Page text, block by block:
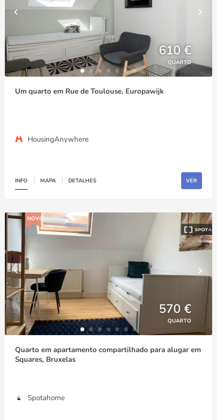
610 €
QUARTO
Um quarto em Rue de Toulouse, Europawijk
HousingAnywhere
INFO MAPA DETALHES VER
NOVO
570 €
QUARTO
Quarto em apartamento compartilhado para alugar em
Squares, Bruxelas
Spotahome